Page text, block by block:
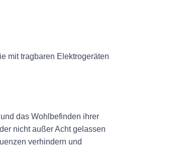
mit tragbaren Elektrogeräten
das Wohlbefinden ihrer
nicht außer Acht gelassen
verhindern und